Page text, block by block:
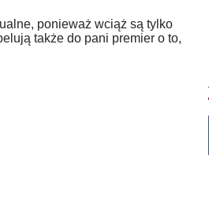
ponieważ wciąż są tylko
także do pani premier o to,